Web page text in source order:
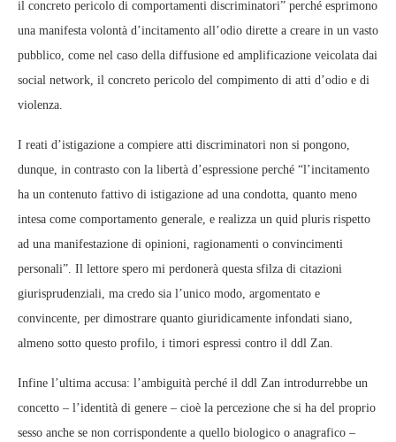
il concreto pericolo di comportamenti discriminatori” perché esprimono
una manifesta volontà d’incitamento all’odio dirette a creare in un vasto
pubblico, come nel caso della diffusione ed amplificazione veicolata dai
social network, il concreto pericolo del compimento di atti d’odio e di
violenza.
I reati d’istigazione a compiere atti discriminatori non si pongono,
dunque, in contrasto con la libertà d’espressione perché “l’incitamento
ha un contenuto fattivo di istigazione ad una condotta, quanto meno
intesa come comportamento generale, e realizza un quid pluris rispetto
ad una manifestazione di opinioni, ragionamenti o convincimenti
personali”. Il lettore spero mi perdonerà questa sfilza di citazioni
giurisprudenziali, ma credo sia l’unico modo, argomentato e
convincente, per dimostrare quanto giuridicamente infondati siano,
almeno sotto questo profilo, i timori espressi contro il ddl Zan.
Infine l’ultima accusa: l’ambiguità perché il ddl Zan introdurrebbe un
concetto – l’identità di genere – cioè la percezione che si ha del proprio
sesso anche se non corrispondente a quello biologico o anagrafico –